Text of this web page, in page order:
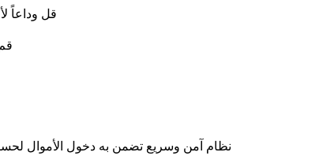
قل وداعاً
نظام آمن وسريع تضمن به دخول الأموال